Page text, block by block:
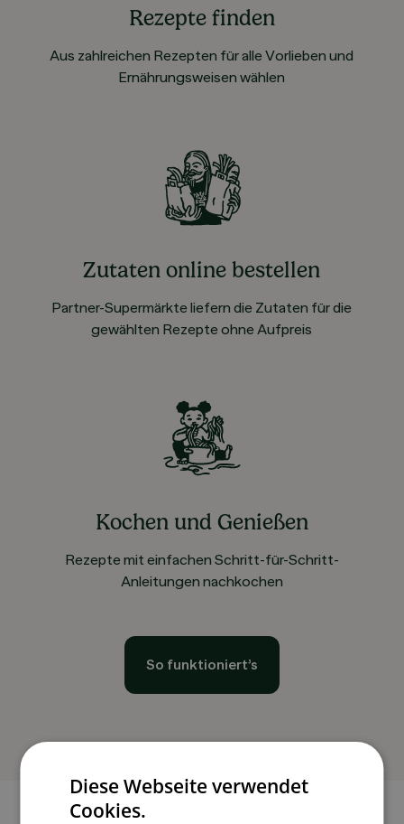
Rezepte finden
Aus zahlreichen Rezepten für alle Vorlieben und
Ernährungsweisen wählen
Zutaten online bestellen
Partner-Supermärkte liefern die Zutaten für die
gewählten Rezepte ohne Aufpreis
Kochen und Genießen
Rezepte mit einfachen Schritt-für-Schritt-
Anleitungen nachkochen
So funktioniert’s
Diese Webseite verwendet
Cookies.